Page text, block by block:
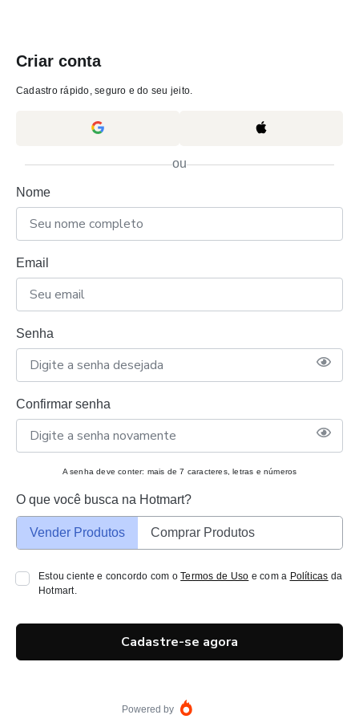
Criar conta
Cadastro rápido, seguro e do seu jeito.
ou
Nome
Email
Senha
Confirmar senha
A senha deve conter: mais de 7 caracteres, letras e números
O que você busca na Hotmart?
Vender Produtos Comprar Produtos
Estou ciente e concordo com oTermos de Uso e com a Políticas da
Hotmart.
Cadastre-se agora
Powered by